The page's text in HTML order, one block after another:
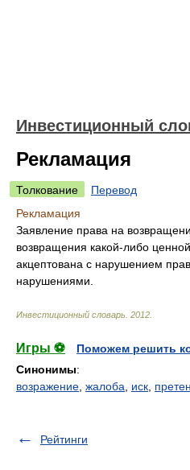
Инвестиционный
Рекламация
Толкование
Перевод
Рекламация
Заявление права на
возвращения какой-либо ценной
акцептована с нарушением
нарушениями.
Инвестиционный словарь 2012
Игры ⚽
Поможем решить
Синонимы:
возражение жалоба иск
Рейтинги